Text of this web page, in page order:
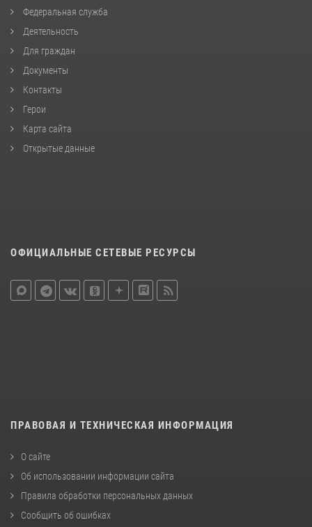
Федеральная служба
Деятельность
Для граждан
Документы
Контакты
Герои
Карта сайта
Открытые данные
ОФИЦИАЛЬНЫЕ СЕТЕВЫЕ РЕСУРСЫ
ПРАВОВАЯ И ТЕХНИЧЕСКАЯ ИНФОРМАЦИЯ
О сайте
Об использовании информации сайта
Правила обработки персональных данных
Сообщить об ошибках